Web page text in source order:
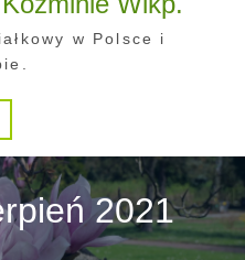
w Polsce i
2021